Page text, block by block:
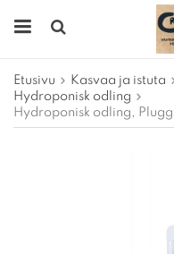
Etusivu Kasvaa ja istuta
Hydroponisk odling
Hydroponisk odling,